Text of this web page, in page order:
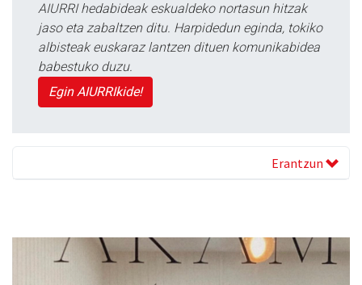
AIURRI hedabideak eskualdeko nortasun hitzak
jaso eta zabaltzen ditu. Harpidedun eginda, tokiko
albisteak euskaraz lantzen dituen komunikabidea
babestuko duzu.
Egin AIURRIkide!
Erantzun